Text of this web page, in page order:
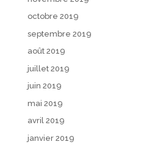
octobre 2019
septembre 2019
août 2019
juillet 2019
juin 2019
mai 2019
avril 2019
janvier 2019